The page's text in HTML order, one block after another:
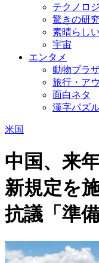
テクノロ
驚きの研究
素晴らし
宇宙
エンタメ
動物プラ
旅行・ア
面白ネタ
漢字パズ
米国
中国、来
新規定を
抗議「準